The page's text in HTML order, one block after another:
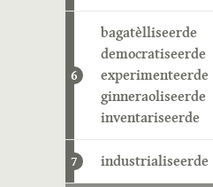
6
bagatèlliseerde
democratiseerde
experimenteerde
ginneraoliseerde
inventariseerde
7 industrialiseerde